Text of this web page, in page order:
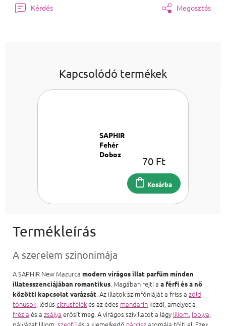
Kérdés Megosztás
Kapcsolódó termékek
SAPHIR
Fehér
Doboz
70 Ft
Kosárba
A szerelem szinonimája
A SAPHIR New Mazurca modern virágos illat parfüm minden
illatesszenciájában romantikus. Magában rejti a a férfi és a nő
közötti kapcsolat varázsát. Az illatok szimfóniáját a friss a zöld
tónusok, lédús citrusfélékés az édes mandarin kezdi, amelyet a
frézia és a zsálya erősít meg. A virágos szívillatot a lágy liliom, Ibolya,